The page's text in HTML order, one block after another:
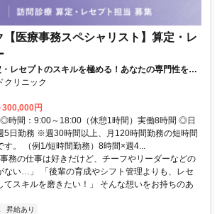
【医療事務スペシャリスト】算定・レ
・レセプトのスキルを極める！あなたの専門性を活
クリニック
300,000円
時間：9:00～18:00（休憩1時間）実働8時間 ◎日
5日勤務 ※週30時間以上、月120時間勤務の短時間
。 （例1/短時間勤務）8時間×週4...
務の仕事は好きだけど、チーフやリーダーなどの
ない…」 「後輩の育成やシフト管理よりも、レセ
てスキルを磨きたい！」 そんな想いをお持ちのあ
昇給あり